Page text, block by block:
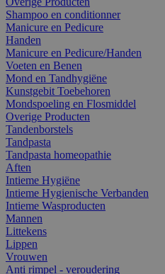
Shampoo en conditionner
Manicure en Pedicure
Handen
Manicure en Pedicure/Handen
Voeten en Benen
Mond en Tandhygiëne
Kunstgebit Toebehoren
Mondspoeling en Flosmiddel
Overige Producten
Tandenborstels
Tandpasta
Tandpasta homeopathie
Aften
Intieme Hygiëne
Intieme Hygienische Verbanden
Intieme Wasproducten
Mannen
Littekens
Lippen
Vrouwen
Anti rimpel - veroudering